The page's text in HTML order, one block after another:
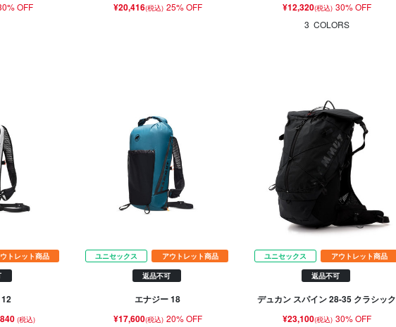
OFF
¥20,416(税込) 25% OFF
¥12,320(税込) 30% OFF
3 COLORS
トレット商品
(税込)
ユニセックス アウトレット商品
返品不可
エナジー 18
¥17,600(税込) 20% OFF
ユニセックス アウトレット商品
返品不可
デュカン スパイン 28-35 クラシック
¥23,100(税込) 30% OFF